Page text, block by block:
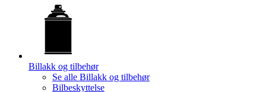
Billakk og tilbehør
Se alle Billakk og tilbehør
Bilbeskyttelse